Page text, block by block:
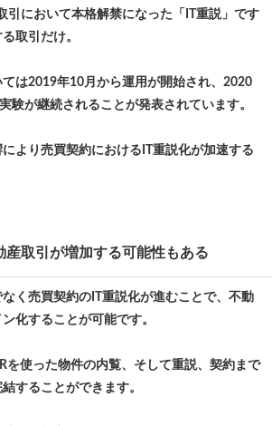
引において本格解禁になった「IT重説」です
取引だけ。
は2019年10月から運用が開始され、2020
験が継続されることが発表されています。
より売買契約におけるIT重説化が加速する
産取引が増加する可能性もある
く売買契約のIT重説化が進むことで、不動
化することが可能です。
を使った物件の内覧、そして重説、契約まで
することができます。